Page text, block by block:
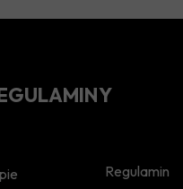
Regulamin